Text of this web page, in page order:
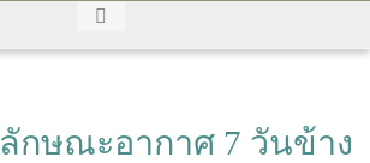
กษณะอากาศ 7 วันข้าง